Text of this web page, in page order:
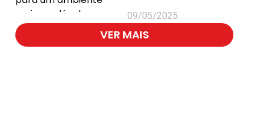
um ambiente
mais saudável e
engajador
09/05/2025
VER MAIS